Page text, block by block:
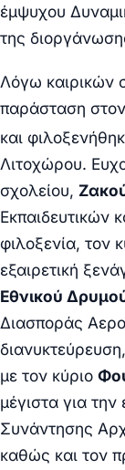
έμψυχου
της
Λόγω καιρικών
παράσταση
και
Λιτοχώρου.
σχολείου,
Εκπαιδευτικών
φιλοξενία, τον
εξαιρετική
Εθνικού
Διασποράς
με τον κύριο
μέγιστα για την
Συνάντησης
καθώς και τον